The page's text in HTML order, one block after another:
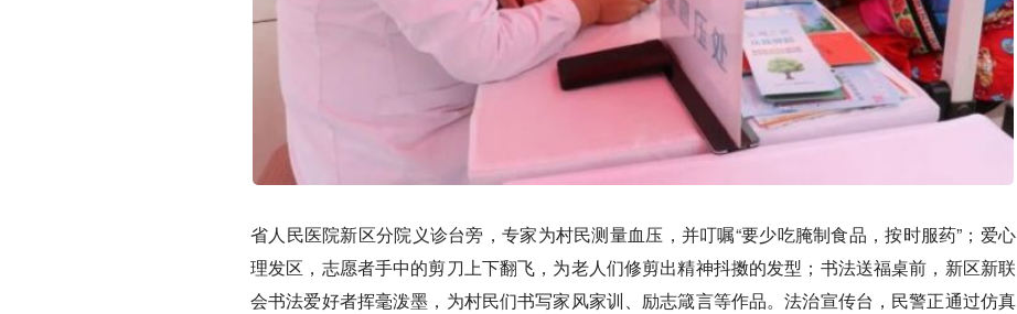
省人民医院新区分院义诊台旁，专家为村民测量血压，并叮嘱“要少吃腌制食品，按时服药”；爱心
理发区，志愿者手中的剪刀上下翻飞，为老人们修剪出精神抖擞的发型；书法送福桌前，新区新联
会书法爱好者挥毫泼墨，为村民们书写家风家训、励志箴言等作品。法治宣传台，民警正通过仿真